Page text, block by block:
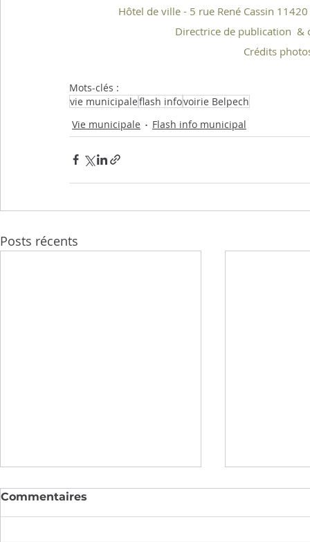
Hôtel de ville - 5 rue René Cassin
Directrice de publication  &
Crédits
Mots-clés :
vie municipaleflash infovoirie Belpech
Vie municipale
Flash info municipal
Posts récents
Commentaires